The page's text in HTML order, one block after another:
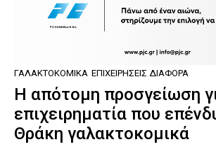
ΓΑΛΑΚΤΟΚΟΜΙΚΆ ΕΠΙΧΕΙΡΉΣΕΙΣ ΔΙΆΦΟΡΑ
H απότομη προσγείωση
επιχειρηματία που
Θράκη γαλακτοκομικά